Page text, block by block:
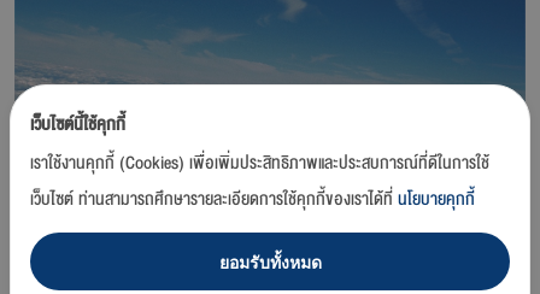
กรุงเทพฯ / 23 มีนาคม 2563
– บริษัท การบินกรุงเทพ จำกัด (มหาชน)
หรือสายการบินบางกอกแอร์เวย์ส แจ้งปิดการให้บริการห้องรับรองผู้โดยสาร
ทุกประเภทเป็นการชั่วคราว ณ ท่าอากาศยานสุวรรณภูมิ และท่าอากาศยา
นอื่นๆ ที่ทางสายการบินฯ มีให้บริการ เพื่อป้องกันและลดโอกาสการแพร่
กระจายของเชื้อไวรัส โคโรนา 2019 (โควิด-19) เริ่ม 1 เมษายน 2563 เป็นต้น
เว็บไซต์นี้ใช้คุกกี้
เราใช้งานคุกกี้ (Cookies) เพื่อเพิ่มประสิทธิภาพและประสบการณ์ที่ดีในการใช้
เว็บไซต์ ท่านสามารถศึกษารายละเอียดการใช้คุกกี้ของเราได้ที่นโยบายคุกกี้
ยอมรับทั้งหมด